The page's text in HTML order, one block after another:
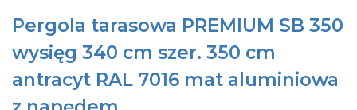
Pergola tarasowa PREMIUM SB 350
wysięg 340 cm szer. 350 cm
antracyt RAL 7016 mat aluminiowa